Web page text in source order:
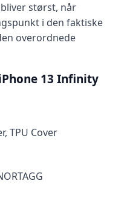
størst, når
i den faktiske
overordnede
13 Infinity
TPU Cover